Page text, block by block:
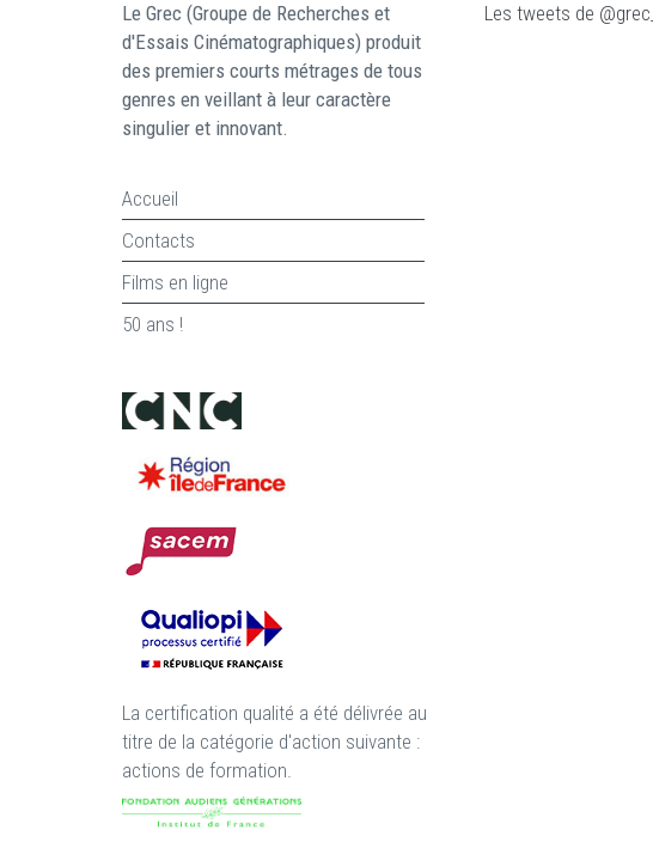
Le Grec (Groupe de Recherches et
d'Essais Cinématographiques) produit
des premiers courts métrages de tous
genres en veillant à leur caractère
singulier et innovant.
Accueil
Contacts
Films en ligne
50 ans !
La certification qualité a été délivrée au
titre de la catégorie d'action suivante :
actions de formation.
Les tweets de